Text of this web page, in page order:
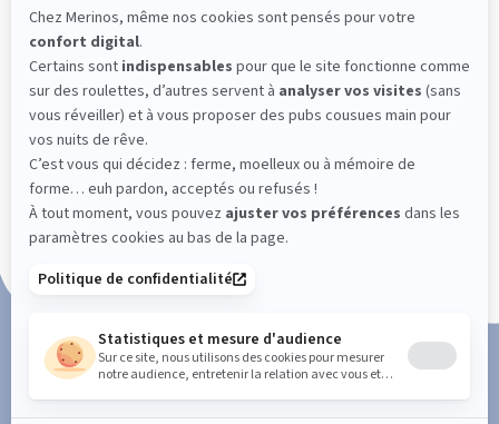
Fabrication Française
101 nuits d'essai*
Paiement en 3x ou 4x sans frais